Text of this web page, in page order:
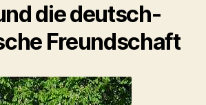
die deutsch-
Freundschaft